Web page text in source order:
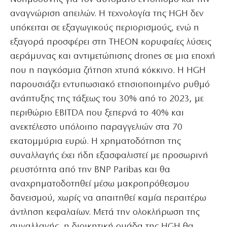
αναγνώριση απειλών. Η τεχνολογία της HGH δεν
υπόκειται σε εξαγωγικούς περιορισμούς, ενώ η
εξαγορά προσφέρει στη THEON κορυφαίες λύσεις
αεράμυνας και αντιμετώπισης drones σε μια εποχή
που η παγκόσμια ζήτηση χτυπά κόκκινο. Η HGH
παρουσιάζει εντυπωσιακό ετησιοποιημένο ρυθμό
ανάπτυξης της τάξεως του 30% από το 2023, με
περιθώριο EBITDA που ξεπερνά το 40% και
ανεκτέλεστο υπόλοιπο παραγγελιών στα 70
εκατομμύρια ευρώ. Η χρηματοδότηση της
συναλλαγής έχει ήδη εξασφαλιστεί με προσωρινή
ρευστότητα από την BNP Paribas και θα
αναχρηματοδοτηθεί μέσω μακροπρόθεσμου
δανεισμού, χωρίς να απαιτηθεί καμία περαιτέρω
άντληση κεφαλαίων. Μετά την ολοκλήρωση της